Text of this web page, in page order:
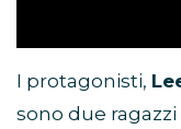
I protagonisti,
sono due